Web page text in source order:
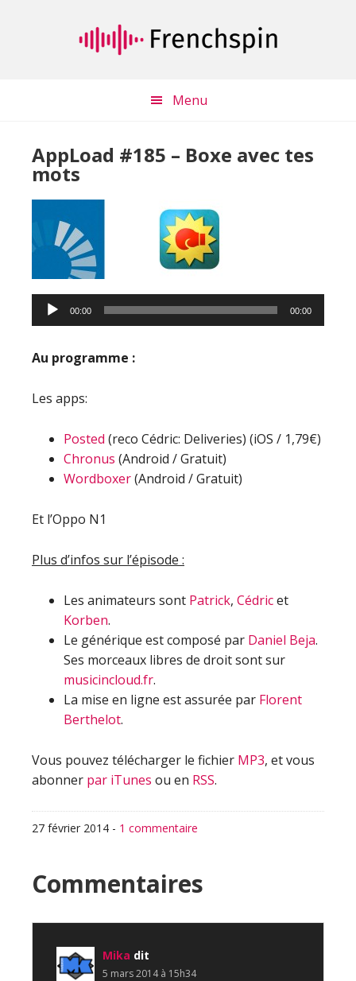
Menu
AppLoad #185 – Boxe avec tes
mots
00:00 00:00
Au programme :
Les apps:
Posted (reco Cédric: Deliveries) (iOS / 1,79€)
Chronus (Android / Gratuit)
Wordboxer(Android / Gratuit)
Et l’Oppo N1
Plus d’infos sur l’épisode :
Les animateurs sont Patrick, Cédricet
Korben.
Le générique est composé par Daniel Beja.
Ses morceaux libres de droit sont sur
musicincloud.fr.
La mise en ligne est assurée par Florent
Berthelot.
Vous pouvez télécharger le fichier MP3, et vous
abonner par iTunes ou en RSS.
27 février 2014 - 1 commentaire
Interactions
du
lecteur
Commentaires
Mika dit
5 mars 2014 à 15h34